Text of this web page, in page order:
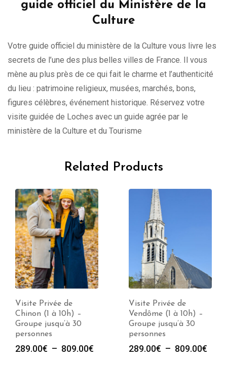
guide officiel du Ministère de la
Culture
Votre guide officiel du ministère de la Culture vous livre les
secrets de l’une des plus belles villes de France. Il vous
mène au plus près de ce qui fait le charme et l’authenticité
du lieu : patrimoine religieux, musées, marchés, bons,
figures célèbres, événement historique. Réservez votre
visite guidée de Loches avec un guide agrée par le
ministère de la Culture et du Tourisme
Related Products
Visite Privée de
Chinon (1 à 10h) –
Groupe jusqu’à 30
personnes
289.00€ – 809.00€
Visite Privée de
Vendôme (1 à 10h) –
Groupe jusqu’à 30
personnes
289.00€ – 809.00€